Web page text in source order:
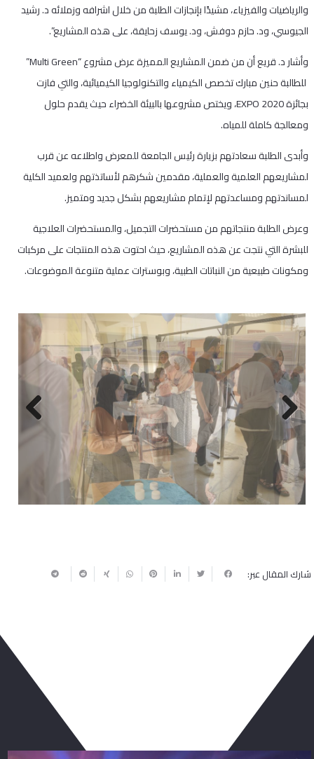
والرياضيات والفيزياء، مشيدًا بإنجازات الطلبة من خلال اشرافه وزملائه د. رشيد
الجيوسي، ود. حازم دوفش، ود. يوسف زحايقة، على هذه المشاريع”.
وأشار د. قريع أن من ضمن المشاريع المميزة عرض مشروع “Multi Green”
للطالبة حنين مبارك تخصص الكيمياء والتكنولوجيا الكيميائية، والتي فازت
بجائزة EXPO 2020، ويختص مشروعها بالبيئة الخضراء حيث يقدم حلول
ومعالجة كاملة للمياه.
وأبدى الطلبة سعادتهم بزيارة رئيس الجامعة للمعرض واطلاعه عن قرب
لمشاريعهم العلمية والعملية، مقدمين شكرهم لأساتذتهم ولعميد الكلية
لمساندتهم ومساعدتهم لإتمام مشاريعهم بشكل جديد ومتميز.
وعرض الطلبة منتجاتهم من مستحضرات التجميل، والمستحضرات العلاجية
للبشرة التي نتجت عن هذه المشاريع، حيث احتوت هذه المنتجات على مركبات
ومكونات طبيعية من النباتات الطبية، وبوسترات عملية متنوعة الموضوعات.
Previous
Next
شارك المقال عبر: